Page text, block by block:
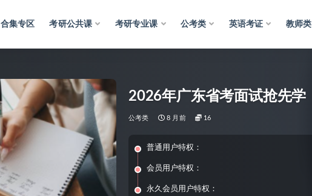
合集专区 考研公共课 考研专业课 公考类 英语考证 教师类
2026年广东省考面试抢先学
公考类 8 月前 16
普通用户特权：
会员用户特权：
永久会员用户特权：